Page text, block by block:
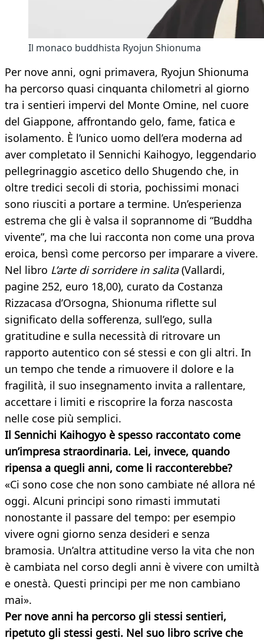
Il monaco buddhista Ryojun Shionuma
Per nove anni, ogni primavera, Ryojun Shionuma
ha percorso quasi cinquanta chilometri al giorno
tra i sentieri impervi del Monte Omine, nel cuore
del Giappone, affrontando gelo, fame, fatica e
isolamento. È l’unico uomo dell’era moderna ad
aver completato il Sennichi Kaihogyo, leggendario
pellegrinaggio ascetico dello Shugendo che, in
oltre tredici secoli di storia, pochissimi monaci
sono riusciti a portare a termine. Un’esperienza
estrema che gli è valsa il soprannome di “Buddha
vivente”, ma che lui racconta non come una prova
eroica, bensì come percorso per imparare a vivere.
Nel libro L’arte di sorridere in salita(Vallardi,
pagine 252, euro 18,00), curato da Costanza
Rizzacasa d’Orsogna, Shionuma riflette sul
significato della sofferenza, sull’ego, sulla
gratitudine e sulla necessità di ritrovare un
rapporto autentico con sé stessi e con gli altri. In
un tempo che tende a rimuovere il dolore e la
fragilità, il suo insegnamento invita a rallentare,
accettare i limiti e riscoprire la forza nascosta
nelle cose più semplici.
Il Sennichi Kaihogyo è spesso raccontato come
un’impresa straordinaria. Lei, invece, quando
ripensa a quegli anni, come li racconterebbe?
«Ci sono cose che non sono cambiate né allora né
oggi. Alcuni principi sono rimasti immutati
nonostante il passare del tempo: per esempio
vivere ogni giorno senza desideri e senza
bramosia. Un’altra attitudine verso la vita che non
è cambiata nel corso degli anni è vivere con umiltà
e onestà. Questi principi per me non cambiano
mai».
Per nove anni ha percorso gli stessi sentieri,
ripetuto gli stessi gesti. Nel suo libro scrive che